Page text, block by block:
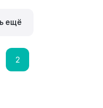
ещё
2